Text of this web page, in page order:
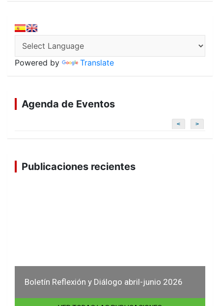
Powered by Translate
Agenda de Eventos
< >
Publicaciones recientes
Boletín Reflexión y Diálogo abril-junio 2026